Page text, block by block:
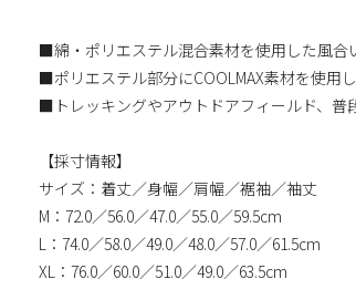
■綿・ポリエステル混合素材を使用した風合
■ポリエステル部分にCOOLMAX素材を使用し
■トレッキングやアウトドアフィールド、普
【採寸情報】
サイズ：着丈／身幅／肩幅／裾袖／袖丈
M：72.0／56.0／47.0／55.0／59.5cm
L：74.0／58.0／49.0／48.0／57.0／61.5cm
XL：76.0／60.0／51.0／49.0／63.5cm